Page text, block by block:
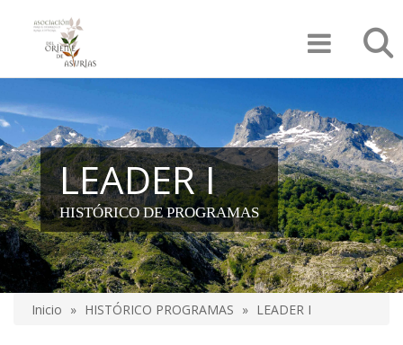
contenido
LEADER I
HISTÓRICO DE PROGRAMAS
Inicio HISTÓRICO PROGRAMAS LEADER I